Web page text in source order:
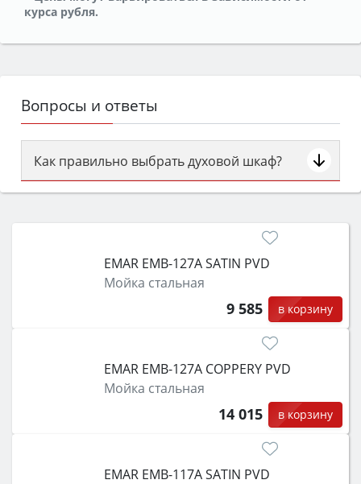
курса рубля.
Вопросы и ответы
Как правильно выбрать духовой шкаф?
Сначала определитесь с типом (газовый или
затем смотрите на объём 50–70 л для семьи,
функции (конвекция, гриль, самоочистка,
защита от детей).
EMAR EMB-127A SATIN PVD
Мойка стальная
9 585 в корзину
EMAR EMB-127A COPPERY PVD
Мойка стальная
14 015 в корзину
EMAR EMB-117A SATIN PVD